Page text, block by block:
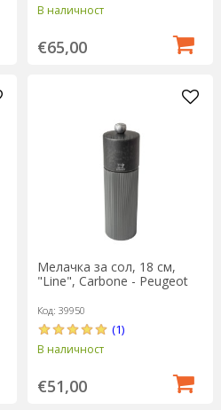
В наличност
€65,00
Мелачка за сол, 18 см,
"Line", Carbone - Peugeot
Код: 39950
(1)
В наличност
€51,00